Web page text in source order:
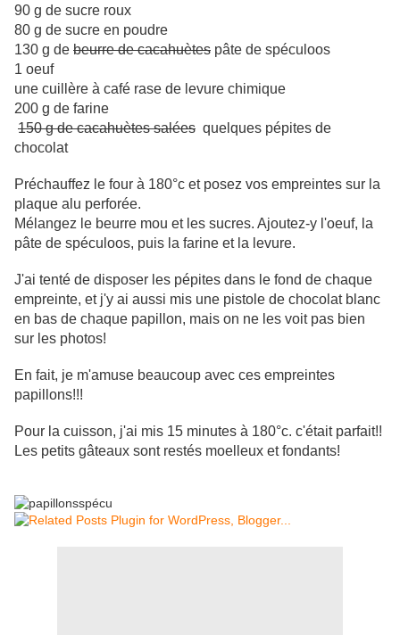
90 g de sucre roux
80 g de sucre en poudre
130 g de beurre de cacahuètes pâte de spéculoos
1 oeuf
une cuillère à café rase de levure chimique
200 g de farine
150 g de cacahuètes salées quelques pépites de
chocolat
Préchauffez le four à 180°c et posez vos empreintes sur la
plaque alu perforée.
Mélangez le beurre mou et les sucres. Ajoutez-y l'oeuf, la
pâte de spéculoos, puis la farine et la levure.
J'ai tenté de disposer les pépites dans le fond de chaque
empreinte, et j'y ai aussi mis une pistole de chocolat blanc
en bas de chaque papillon, mais on ne les voit pas bien
sur les photos!
En fait, je m'amuse beaucoup avec ces empreintes
papillons!!!
Pour la cuisson, j'ai mis 15 minutes à 180°c. c'était parfait!!
Les petits gâteaux sont restés moelleux et fondants!